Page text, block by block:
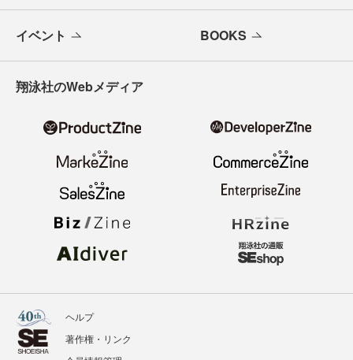
イベント BOOKS
翔泳社のWebメディア
ヘルプ
著作権・リンク